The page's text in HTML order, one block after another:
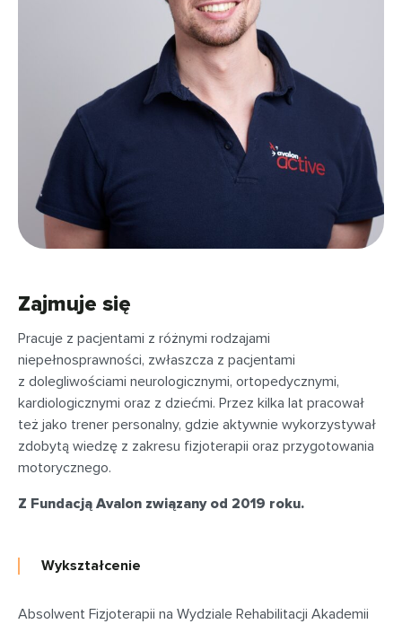
Zajmuje się
Pracuje z pacjentami z różnymi rodzajami
niepełnosprawności, zwłaszcza z pacjentami
z dolegliwościami neurologicznymi, ortopedycznymi,
kardiologicznymi oraz z dziećmi. Przez kilka lat pracował
też jako trener personalny, gdzie aktywnie wykorzystywał
zdobytą wiedzę z zakresu fizjoterapii oraz przygotowania
motorycznego.
Z Fundacją Avalon związany od 2019 roku.
Wykształcenie
Absolwent Fizjoterapii na Wydziale Rehabilitacji Akademii